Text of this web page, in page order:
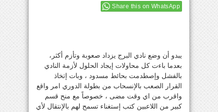
Share this on WhatsApp
يبدو أن وضع نادي البرج يزداد صعوبة وتأزم أكثر،
بعدما باءت كل محاولات إيجاد الحلول لأزمة النادي
بالفشل وإصطدمت بحائط مسدود ، وبات إتخاذ
القرار الصعب بالإنسحاب من بطولة الدوري امر واقع
واقرب من اي وقت مضى ، خصوصاً مع منح قسم
كبير من اللاعبين كتب إستغناء تسمح لهم بالإنتقال لأي